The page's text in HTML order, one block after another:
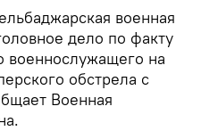
военная
дело по факту
военнослужащего на
обстрела с
Военная